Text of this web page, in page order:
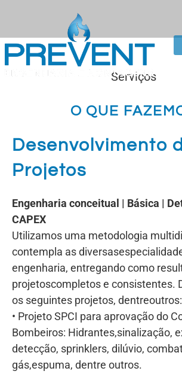
Serviços
O QUE
Desenvolvimento
Projetos
Engenharia conceitual | Básica |
CAPEX
Utilizamos uma metodologia
contempla as
engenharia, entregando como
projetoscompletos e consistentes.
os seguintes projetos, dentreoutros:
• Projeto SPCI para aprovação do
Bombeiros: Hidrantes,sinalização,
detecção, sprinklers, dilúvio,
gás,espuma, dentre outros.